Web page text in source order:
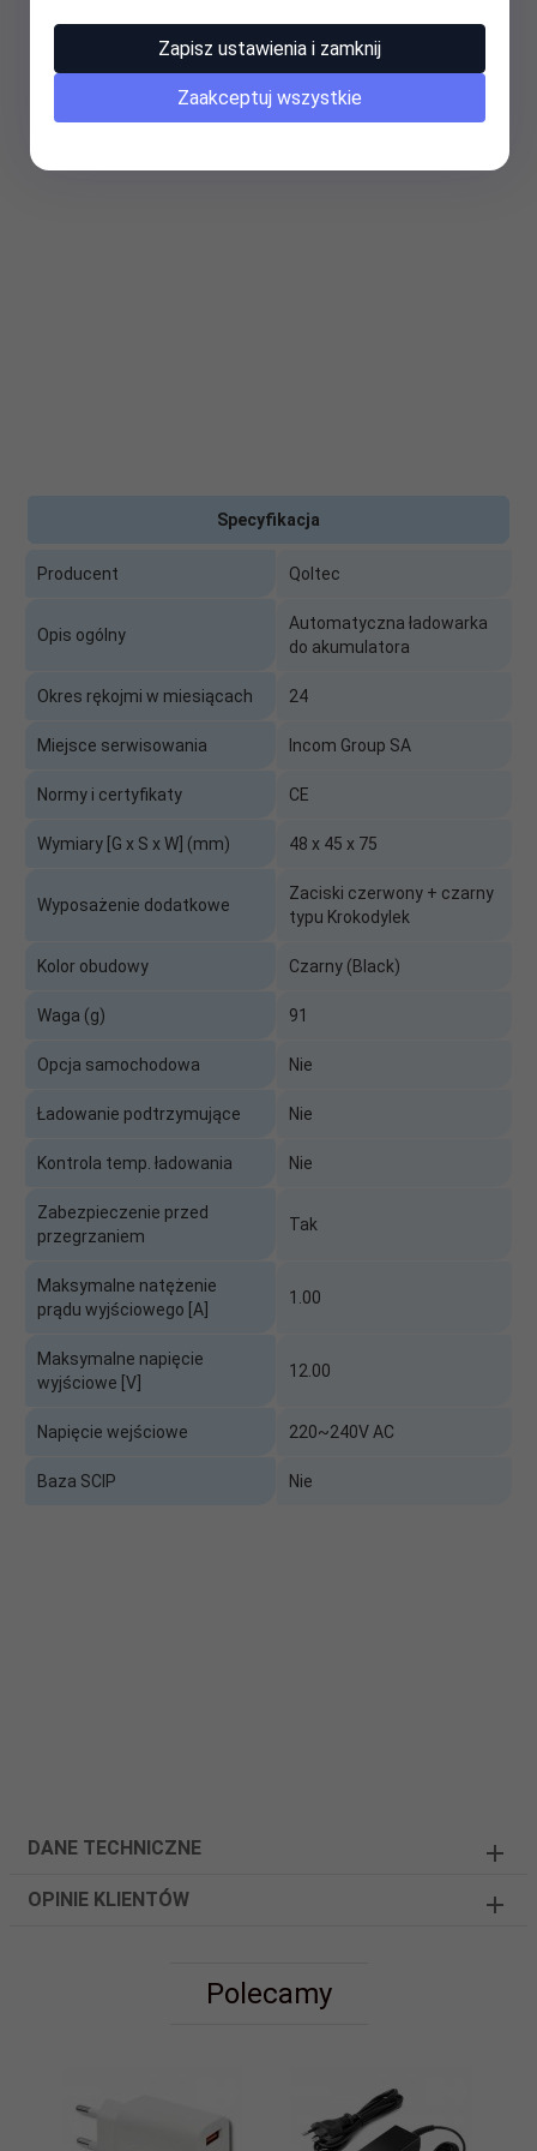
Specyfikacja
Producent Qoltec
Opis ogólny
Automatyczna ładowarka
do akumulatora
Okres rękojmi w miesiącach 24
Miejsce serwisowania Incom Group SA
Normy i certyfikaty CE
Wymiary [G x S x W] (mm) 48 x 45 x 75
Wyposażenie dodatkowe
Zaciski czerwony + czarny
typu Krokodylek
Kolor obudowy Czarny (Black)
Waga (g) 91
Opcja samochodowa Nie
Ładowanie podtrzymujące Nie
Kontrola temp. ładowania Nie
Zabezpieczenie przed
przegrzaniem
Tak
Maksymalne natężenie
prądu wyjściowego [A]
1.00
Maksymalne napięcie
wyjściowe [V]
12.00
Napięcie wejściowe 220~240V AC
Baza SCIP Nie
DANE TECHNICZNE
OPINIE KLIENTÓW
Polecamy
Zapisz ustawienia i zamknij
Zaakceptuj wszystkie